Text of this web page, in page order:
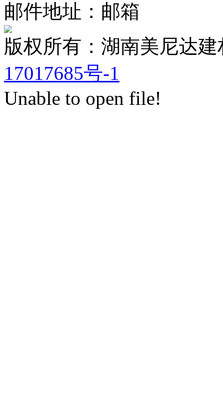
邮件地址：邮箱
版权所有：湖南美尼
17017685号-1
Unable to open file!